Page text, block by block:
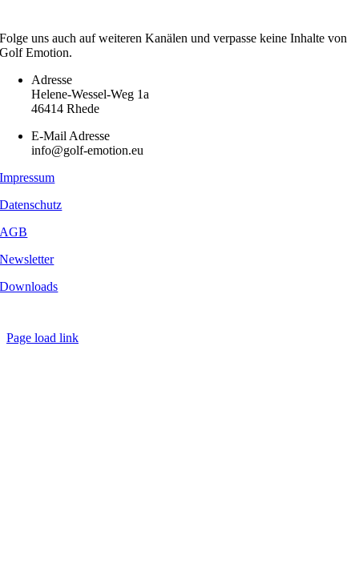
Folge uns auch auf weiteren Kanälen und verpasse keine Inhalte von
Golf Emotion.
Adresse
Helene-Wessel-Weg 1a
46414 Rhede
E-Mail Adresse
info@golf-emotion.eu
Impressum
Datenschutz
AGB
Newsletter
Downloads
Page load link